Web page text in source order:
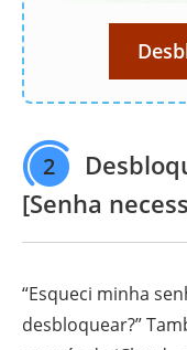
2
[Senha
“Esqueci minha
desbloquear?”